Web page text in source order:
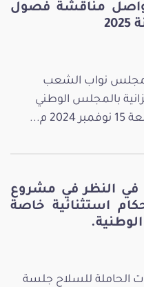
تواصل مناقشة فصول
بمجلس نواب الشعب
بالمجلس الوطني
م...
في النظر في مشروع
استثنائية خاصة
الحاملة للسلاح جلسة